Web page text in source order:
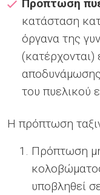
Πρόπτωση
κατάσταση
όργανα της
του πυελικού
Η πρόπτωση
Πρόπτωση
υποβληθεί